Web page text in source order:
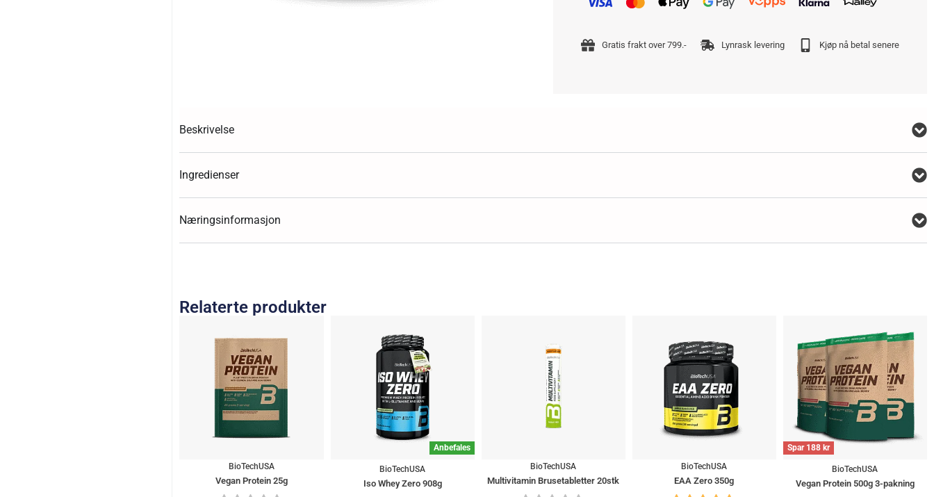
Gratis frakt over 799.- Lynrask levering Kjøp nå betal senere
Beskrivelse
Ingredienser
Næringsinformasjon
Relaterte produkter
BioTechUSA
Vegan Protein 25g
Anbefales
BioTechUSA
Iso Whey Zero 908g
BioTechUSA
Multivitamin Brusetabletter 20stk
BioTechUSA
EAA Zero 350g
Spar 188 kr
BioTechUSA
Vegan Protein 500g 3-pakning